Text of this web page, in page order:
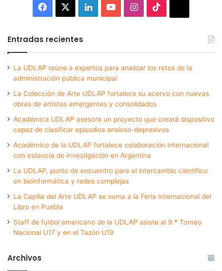
Facebook LinkedInYouTubeInstagram
Entradas recientes
La UDLAP reúne a expertos para analizar los retos de la
administración pública municipal
La Colección de Arte UDLAP fortalece su acervo con nuevas
obras de artistas emergentes y consolidados
Académica UDLAP asesora un proyecto que creará dispositivo
capaz de clasificar episodios ansioso-depresivos
Académico de la UDLAP fortalece colaboración internacional
con estancia de investigación en Argentina
La UDLAP, punto de encuentro para el intercambio científico
en bioinformática y redes complejas
La Capilla del Arte UDLAP se suma a la Feria Internacional del
Libro en Puebla
Staff de futbol americano de la UDLAP asiste al 9.º Torneo
Nacional U17 y en el Tazón U19
Archivos